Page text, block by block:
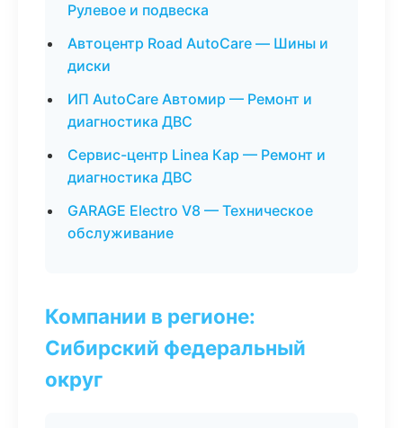
Рулевое и подвеска
Автоцентр Road AutoCare — Шины и
диски
ИП AutoCare Автомир — Ремонт и
диагностика ДВС
Сервис-центр Linea Кар — Ремонт и
диагностика ДВС
GARAGE Electro V8 — Техническое
обслуживание
Компании в регионе:
Сибирский федеральный
округ